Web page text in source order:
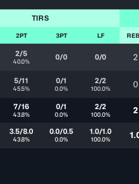
TIRS
2PT 3PT LF
2/5
40.0% 0/0 0/0 2
5/11
45.5%
0/1
0.0%
2/2
100.0% 0
7/16
43.8%
0/1
0.0%
2/2
100.0% 2
3.5/8.0
43.8%
0.0/0.5
0.0%
1.0/1.0
100.0%